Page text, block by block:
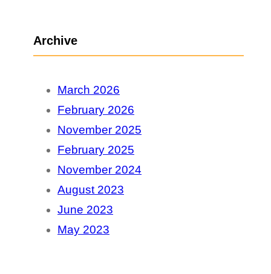
Archive
March 2026
February 2026
November 2025
February 2025
November 2024
August 2023
June 2023
May 2023